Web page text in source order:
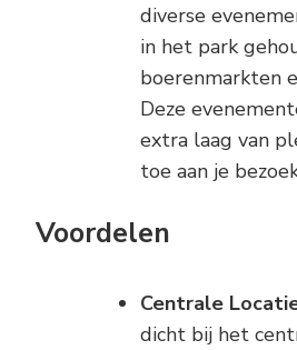
diverse
in het park
boerenmarkten
Deze
extra laag van
toe aan je
Voordelen
Centrale
dicht bij het